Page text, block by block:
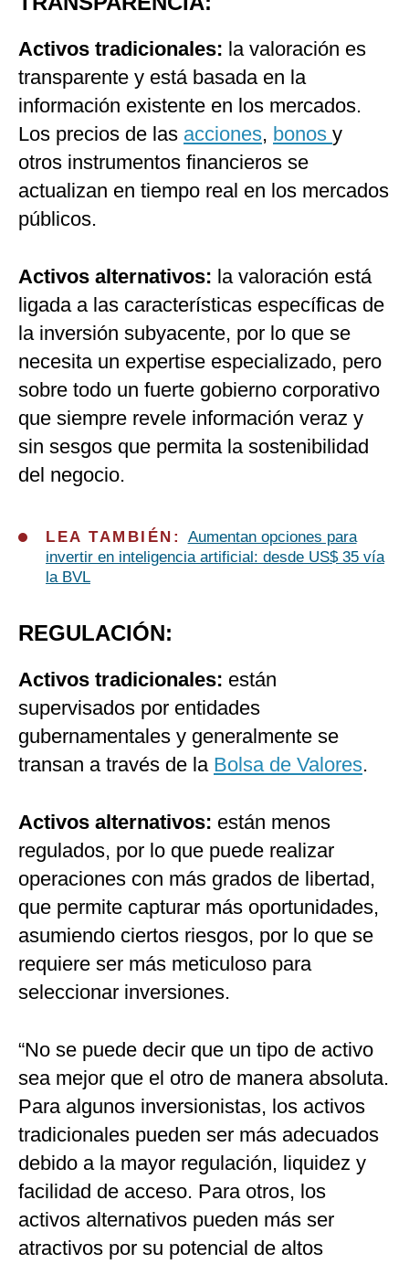
Activos tradicionales: la valoración es
transparente y está basada en la
información existente en los mercados.
Los precios de las acciones, bonos y
otros instrumentos financieros se
actualizan en tiempo real en los mercados
públicos.
Activos alternativos: la valoración está
ligada a las características específicas de
la inversión subyacente, por lo que se
necesita un expertise especializado, pero
sobre todo un fuerte gobierno corporativo
que siempre revele información veraz y
sin sesgos que permita la sostenibilidad
del negocio.
LEA TAMBIÉN: Aumentan opciones para
invertir en inteligencia artificial: desde US$ 35 vía
la BVL
REGULACIÓN:
Activos tradicionales: están
supervisados por entidades
gubernamentales y generalmente se
transan a través de la Bolsa de Valores.
Activos alternativos: están menos
regulados, por lo que puede realizar
operaciones con más grados de libertad,
que permite capturar más oportunidades,
asumiendo ciertos riesgos, por lo que se
requiere ser más meticuloso para
seleccionar inversiones.
“No se puede decir que un tipo de activo
sea mejor que el otro de manera absoluta.
Para algunos inversionistas, los activos
tradicionales pueden ser más adecuados
debido a la mayor regulación, liquidez y
facilidad de acceso. Para otros, los
activos alternativos pueden más ser
atractivos por su potencial de altos